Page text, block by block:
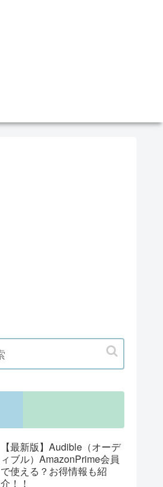
【最新版】Audible（オーデ
ィブル）AmazonPrime会員
で使える？お得情報も紹
介！！